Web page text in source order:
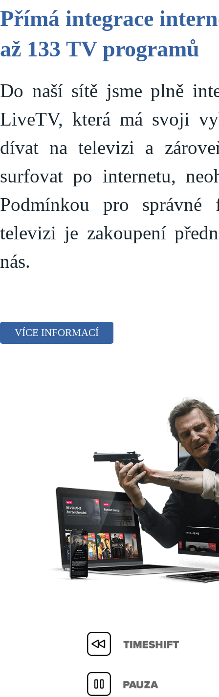
Přímá integrace
až 133 TV programů
Do naší sítě jsme plně
LiveTV, která má svoji
dívat na televizi a
surfovat po internetu,
Podmínkou pro
televizi je zakoupení
nás.
VÍCE INFORMACÍ